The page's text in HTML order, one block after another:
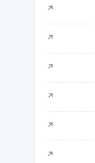
↗
↗
↗
↗
↗
↗